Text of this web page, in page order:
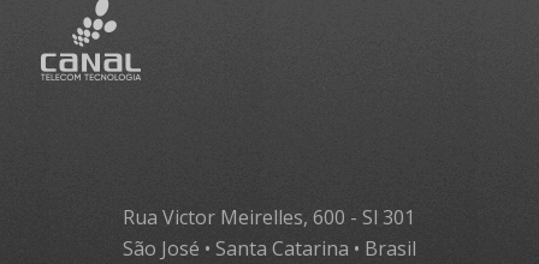
Rua Victor Meirelles, 600 - Sl 301
São José • Santa Catarina • Brasil